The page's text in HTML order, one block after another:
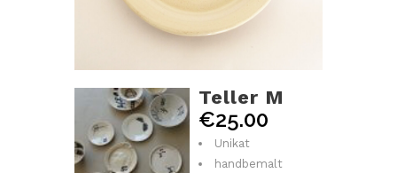
Teller M
€25.00
Unikat
handbemalt